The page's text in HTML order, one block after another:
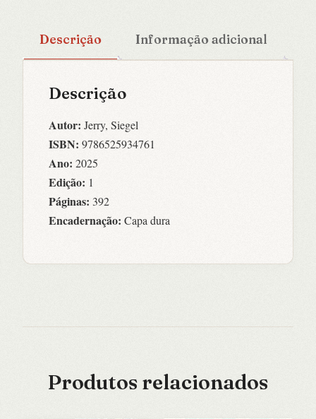
Descrição Informação adicional
Descrição
Autor: Jerry, Siegel
ISBN: 9786525934761
Ano: 2025
Edição: 1
Páginas: 392
Encadernação: Capa dura
Produtos relacionados